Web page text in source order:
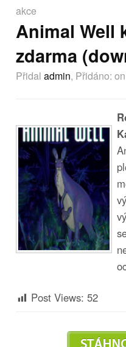
akce
Animal Well
zdarma
Přidal admin, Přidáno:
Post Views: 52